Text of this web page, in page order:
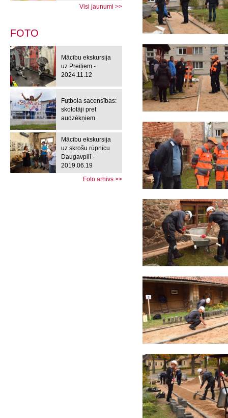
Visi jaunumi >>
FOTO
Mācību ekskursija
uz Preiļiem -
2024.11.12
Futbola sacensības:
skolotāji pret
audzēkņiem
Mācību ekskursija
uz skrošu rūpnīcu
Daugavpilī -
2019.06.19
Foto arhīvs >>